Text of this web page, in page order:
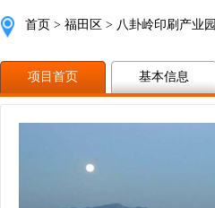
首页 > 福田区 > 八卦岭印刷产业园
项目首页 基本信息